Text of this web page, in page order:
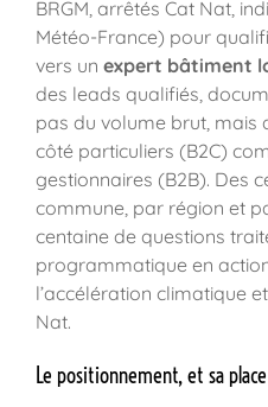
BRGM, arrêtés Cat Nat,
Météo-France) pour
vers un expert bâtiment
des leads qualifiés,
pas du volume brut,
côté particuliers (B2C)
gestionnaires (B2B). Des
commune, par région et
centaine de questions
programmatique en
l’accélération climatique
Nat.
Le positionnement, et sa